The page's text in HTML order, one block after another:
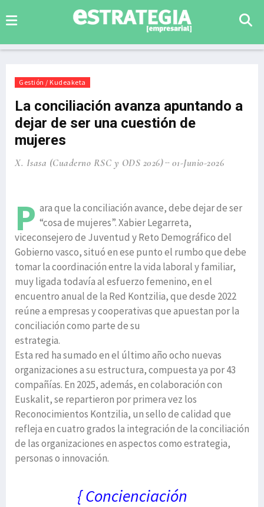
Gestión / Kudeaketa
La conciliación avanza apuntando a
dejar de ser una cuestión de
mujeres
X. Isasa (Cuaderno RSC y ODS 2026) 01-Junio-2026
P ara que la conciliación avance, debe dejar de ser
“cosa de mujeres”. Xabier Legarreta,
viceconsejero de Juventud y Reto Demográfico del
Gobierno vasco, situó en ese punto el rumbo que debe
tomar la coordinación entre la vida laboral y familiar,
muy ligada todavía al esfuerzo femenino, en el
encuentro anual de la Red Kontzilia, que desde 2022
reúne a empresas y cooperativas que apuestan por la
conciliación como parte de su
estrategia.
Esta red ha sumado en el último año ocho nuevas
organizaciones a su estructura, compuesta ya por 43
compañías. En 2025, además, en colaboración con
Euskalit, se repartieron por primera vez los
Reconocimientos Kontzilia, un sello de calidad que
refleja en cuatro grados la integración de la conciliación
de las organizaciones en aspectos como estrategia,
personas o innovación.
{ Concienciación